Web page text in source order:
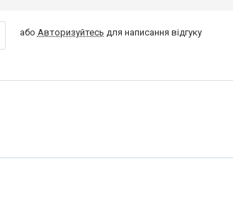
або Авторизуйтесь для написання відгуку